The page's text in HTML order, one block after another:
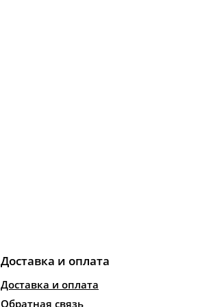
Доставка и оплата
Доставка и оплата
Обратная связь